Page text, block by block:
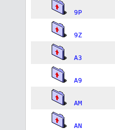
9P
9Z
A3
A9
AM
AN